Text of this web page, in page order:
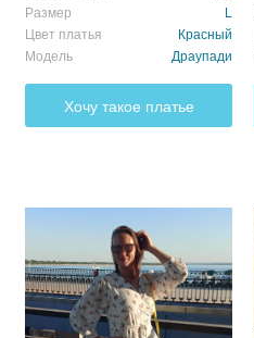
Размер
L
Цвет платья
Красный
Модель
Драупади
Хочу такое платье